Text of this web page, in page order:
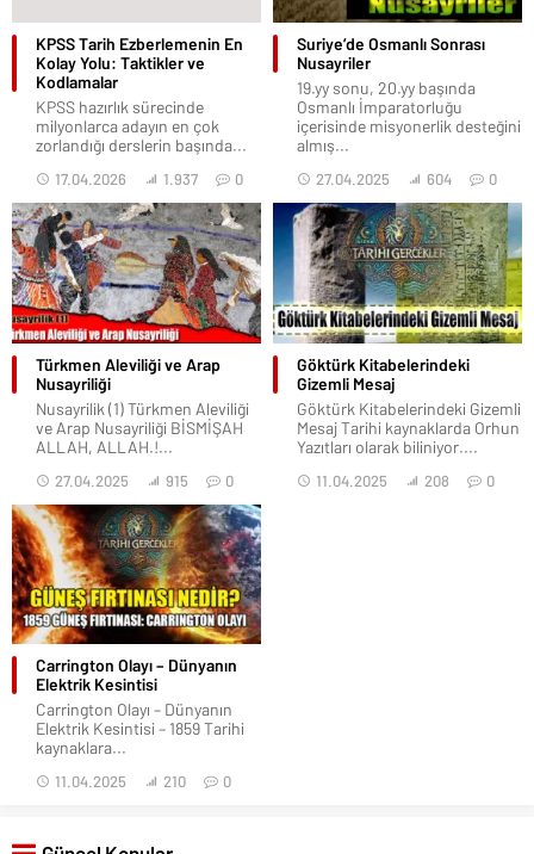
KPSS Tarih Ezberlemenin En
Kolay Yolu: Taktikler ve
Kodlamalar
KPSS hazırlık sürecinde
milyonlarca adayın en çok
zorlandığı derslerin başında...
17.04.2026 1.937 0
Suriye’de Osmanlı Sonrası
Nusayriler
19.yy sonu, 20.yy başında
Osmanlı İmparatorluğu
içerisinde misyonerlik desteğini
almış...
27.04.2025 604 0
Türkmen Aleviliği ve Arap
Nusayriliği
Nusayrilik (1) Türkmen Aleviliği
ve Arap Nusayriliği BİSMİŞAH
ALLAH, ALLAH.!...
27.04.2025 915 0
Göktürk Kitabelerindeki
Gizemli Mesaj
Göktürk Kitabelerindeki Gizemli
Mesaj Tarihi kaynaklarda Orhun
Yazıtları olarak biliniyor....
11.04.2025 208 0
Carrington Olayı – Dünyanın
Elektrik Kesintisi
Carrington Olayı – Dünyanın
Elektrik Kesintisi – 1859 Tarihi
kaynaklara...
11.04.2025 210 0